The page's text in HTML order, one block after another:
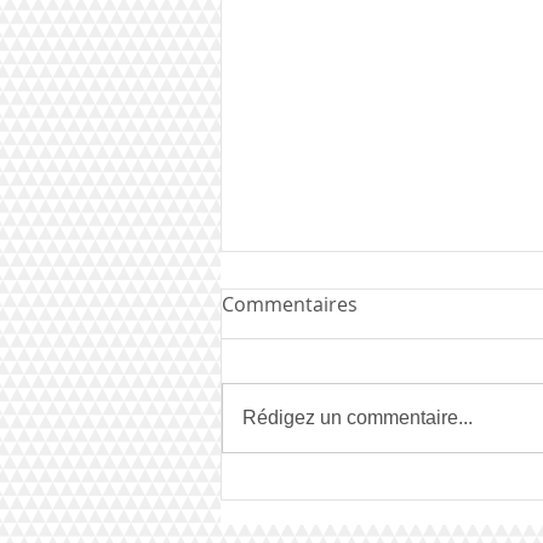
Commentaires
Rédigez un commentaire...